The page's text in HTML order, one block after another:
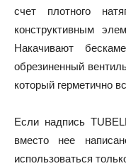
счет плотного
конструктивным
Накачивают
обрезиненный
который герметично
Если надпись
вместо нее
использоваться